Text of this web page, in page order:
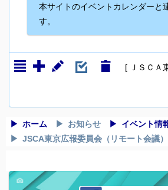
本サイトのイベントカレンダーと
す。
[ ＪＳＣＡ
ホーム お知らせ
イベント情
JSCA東京広報委員会（リモート会議）